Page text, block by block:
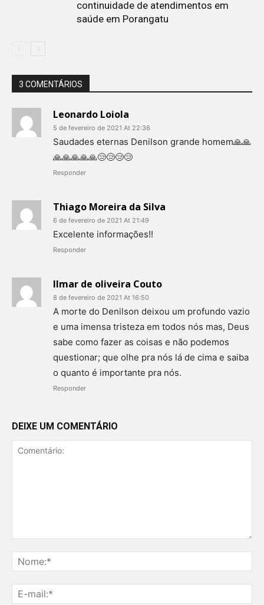
continuidade de atendimentos em
saúde em Porangatu
3 COMENTÁRIOS
Leonardo Loiola
5 de fevereiro de 2021 At 22:36
Saudades eternas Denilson grande homem🙏🙏
🙏🙏🙏🙏🙏😢😢😢😢
Responder
Thiago Moreira da Silva
6 de fevereiro de 2021 At 21:49
Excelente informações!!
Responder
Ilmar de oliveira Couto
8 de fevereiro de 2021 At 16:50
A morte do Denilson deixou um profundo vazio
e uma imensa tristeza em todos nós mas, Deus
sabe como fazer as coisas e não podemos
questionar; que olhe pra nós lá de cima e saiba
o quanto é importante pra nós.
Responder
DEIXE UM COMENTÁRIO